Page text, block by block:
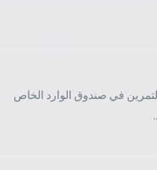
في صندوق الوارد الخاص